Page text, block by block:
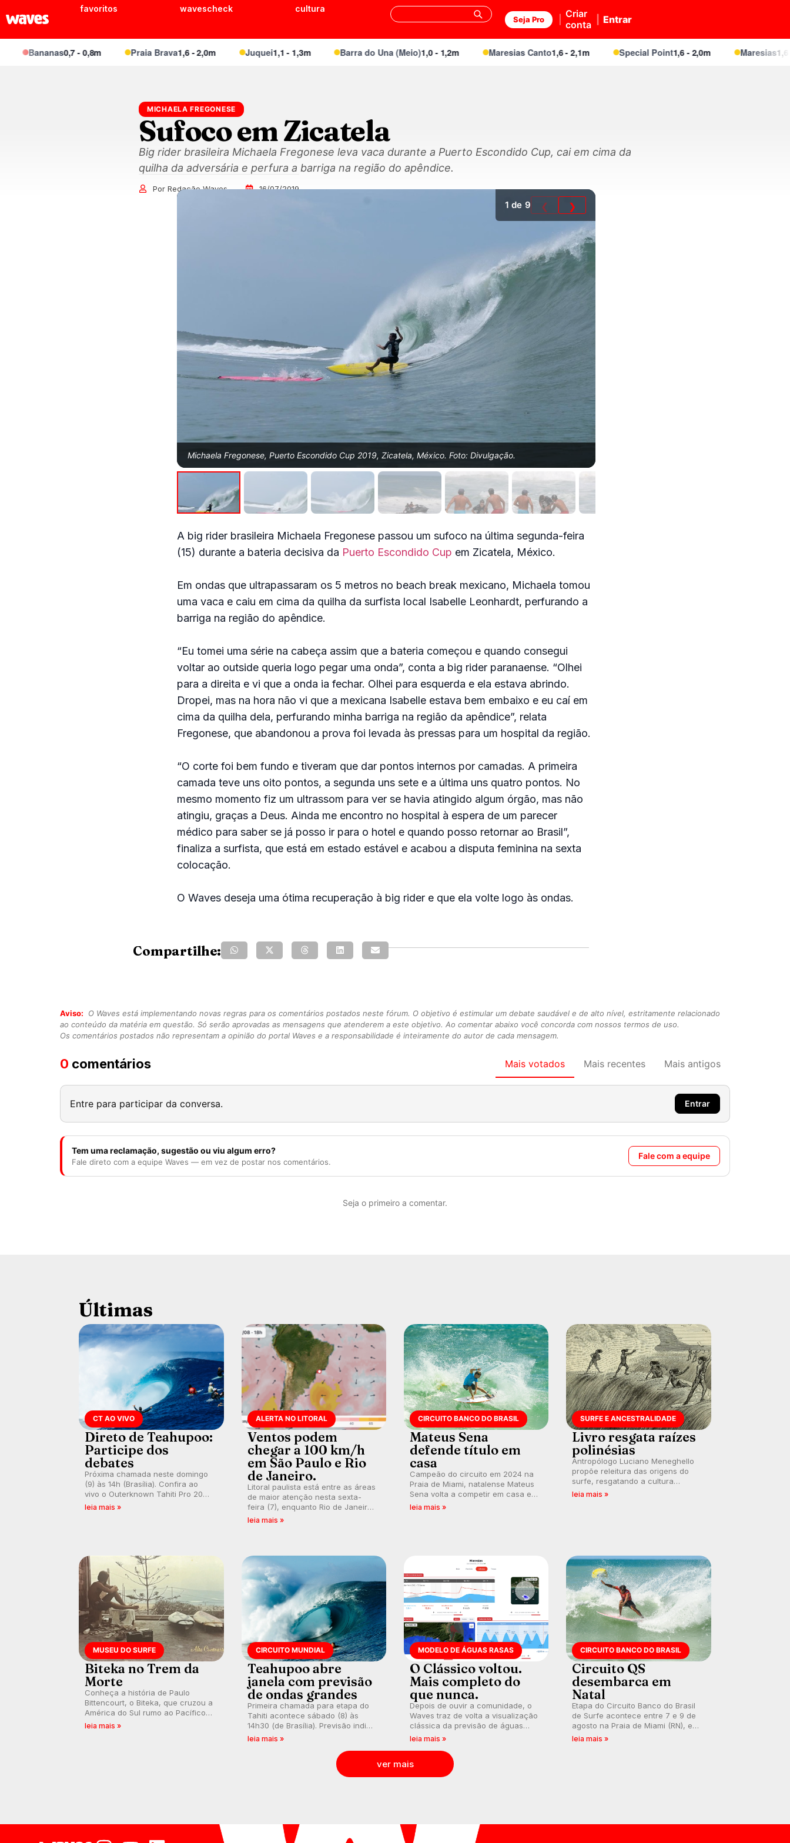
favoritos wavescheck cultura
Seja Pro
Criar
conta
Entrar
Bananas0,7 - 0,8m Praia Brava1,6 - 2,0m Juquei1,1 - 1,3m Barra do Una (Meio)1,0 - 1,2m Maresias Canto1,6 - 2,1m Special Point1,6 - 2,0m Maresias1,6 -
MICHAELA FREGONESE
Sufoco em Zicatela
Big rider brasileira Michaela Fregonese leva vaca durante a Puerto Escondido Cup, cai em cima da
quilha da adversária e perfura a barriga na região do apêndice.
Por Redação Waves 16/07/2019
Michaela Fregonese, Puerto Escondido Cup 2019, Zicatela, México. Foto: Divulgação.
1 de 9 ❮ ❯
A big rider brasileira Michaela Fregonese passou um sufoco na última segunda-feira
(15) durante a bateria decisiva da Puerto Escondido Cup em Zicatela, México.
Em ondas que ultrapassaram os 5 metros no beach break mexicano, Michaela tomou
uma vaca e caiu em cima da quilha da surfista local Isabelle Leonhardt, perfurando a
barriga na região do apêndice.
“Eu tomei uma série na cabeça assim que a bateria começou e quando consegui
voltar ao outside queria logo pegar uma onda”, conta a big rider paranaense. “Olhei
para a direita e vi que a onda ia fechar. Olhei para esquerda e ela estava abrindo.
Dropei, mas na hora não vi que a mexicana Isabelle estava bem embaixo e eu caí em
cima da quilha dela, perfurando minha barriga na região da apêndice”, relata
Fregonese, que abandonou a prova foi levada às pressas para um hospital da região.
“O corte foi bem fundo e tiveram que dar pontos internos por camadas. A primeira
camada teve uns oito pontos, a segunda uns sete e a última uns quatro pontos. No
mesmo momento fiz um ultrassom para ver se havia atingido algum órgão, mas não
atingiu, graças a Deus. Ainda me encontro no hospital à espera de um parecer
médico para saber se já posso ir para o hotel e quando posso retornar ao Brasil”,
finaliza a surfista, que está em estado estável e acabou a disputa feminina na sexta
colocação.
O Waves deseja uma ótima recuperação à big rider e que ela volte logo às ondas.
Compartilhe:
Aviso:
O Waves está implementando novas regras para os comentários postados neste fórum. O objetivo é estimular um debate saudável e de alto nível, estritamente relacionado
ao conteúdo da matéria em questão. Só serão aprovadas as mensagens que atenderem a este objetivo. Ao comentar abaixo você concorda com nossos termos de uso.
Os comentários postados não representam a opinião do portal Waves e a responsabilidade é inteiramente do autor de cada mensagem.
0 comentários Mais votados Mais recentes Mais antigos
Entre para participar da conversa. Entrar
Tem uma reclamação, sugestão ou viu algum erro?
Fale direto com a equipe Waves — em vez de postar nos comentários.
Fale com a equipe
Seja o primeiro a comentar.
Últimas
CT AO VIVO
Direto de Teahupoo:
Participe dos
debates
Próxima chamada neste domingo
(9) às 14h (Brasília). Confira ao
vivo o Outerknown Tahiti Pro 2026
e participe dos comentários e
leia mais »
ALERTA NO LITORAL
Ventos podem
chegar a 100 km/h
em São Paulo e Rio
de Janeiro.
Litoral paulista está entre as áreas
de maior atenção nesta sexta-
feira (7), enquanto Rio de Janeiro
também recebe alerta para ventos
leia mais »
CIRCUITO BANCO DO BRASIL
Mateus Sena
defende título em
casa
Campeão do circuito em 2024 na
Praia de Miami, natalense Mateus
Sena volta a competir em casa em
busca de manter a hegemonia
leia mais »
SURFE E ANCESTRALIDADE
Livro resgata raízes
polinésias
Antropólogo Luciano Meneghello
propõe releitura das origens do
surfe, resgatando a cultura
polinésia e questionando a visão
leia mais »
MUSEU DO SURFE
Biteka no Trem da
Morte
Conheça a história de Paulo
Bittencourt, o Biteka, que cruzou a
América do Sul rumo ao Pacífico
em uma jornada que se tornou um
leia mais »
CIRCUITO MUNDIAL
Teahupoo abre
janela com previsão
de ondas grandes
Primeira chamada para etapa do
Tahiti acontece sábado (8) às
14h30 (de Brasília). Previsão indica
swell consistente. Medina
divulga baterias, com Kelly Slater
leia mais »
MODELO DE ÁGUAS RASAS
O Clássico voltou.
Mais completo do
que nunca.
Depois de ouvir a comunidade, o
Waves traz de volta a visualização
clássica da previsão de águas
rasas, agora integrada à nova
ondas para até 16 dias.
leia mais »
CIRCUITO BANCO DO BRASIL
Circuito QS
desembarca em
Natal
Etapa do Circuito Banco do Brasil
de Surfe acontece entre 7 e 9 de
agosto na Praia de Miami (RN), em
disputas válidas pelo Qualifying
leia mais »
ver mais